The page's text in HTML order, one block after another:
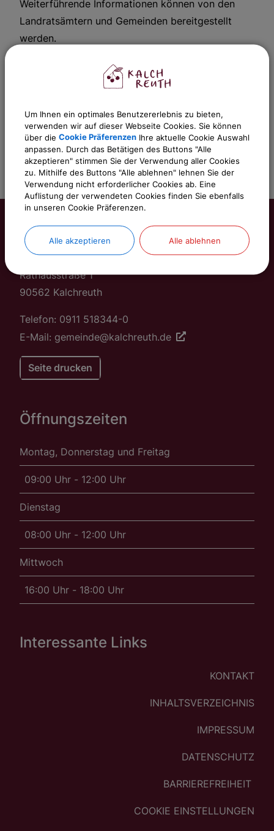
Weiterführende Informationen können von den
Landratsämtern und Gemeinden bereitgestellt
werden.
Gemeinde Kalchreuth
Gemeinde Kalchreuth
Rathausstraße 1
90562 Kalchreuth
Telefon: 0911 518344-0
E-Mail: gemeinde@kalchreuth.de
Seite drucken
Öffnungszeiten
Montag, Donnerstag und Freitag
09:00 Uhr - 12:00 Uhr
Dienstag
08:00 Uhr - 12:00 Uhr
Mittwoch
16:00 Uhr - 18:00 Uhr
Interessante Links
KONTAKT
INHALTSVERZEICHNIS
IMPRESSUM
DATENSCHUTZ
BARRIEREFREIHEIT
COOKIE EINSTELLUNGEN
Um Ihnen ein optimales Benutzererlebnis zu bieten,
verwenden wir auf dieser Webseite Cookies. Sie können
über die Cookie Präferenzen Ihre aktuelle Cookie Auswahl
anpassen. Durch das Betätigen des Buttons "Alle
akzeptieren" stimmen Sie der Verwendung aller Cookies
zu. Mithilfe des Buttons "Alle ablehnen" lehnen Sie der
Verwendung nicht erforderlicher Cookies ab. Eine
Auflistung der verwendeten Cookies finden Sie ebenfalls
in unseren Cookie Präferenzen.
Alle akzeptieren Alle ablehnen